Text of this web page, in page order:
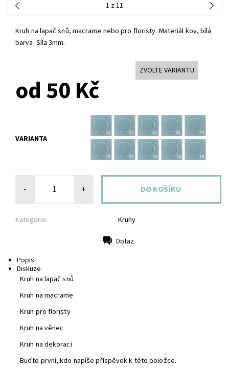
1 z 11
Kruh na lapač snů, macrame nebo pro floristy. Materiál kov, bílá
barva. Síla 3mm.
ZVOLTE VARIANTU
od 50 Kč
VARIANTA
- +
Kategorie: Kruhy
Dotaz
Popis
Diskuze
Kruh na lapač snů
Kruh na macrame
Kruh pro floristy
Kruh na věnec
Kruh na dekoraci
Buďte první, kdo napíše příspěvek k této položce.